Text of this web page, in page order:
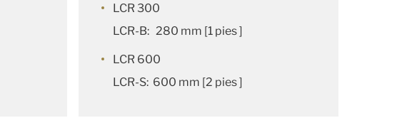
LCR 300
LCR-B: 280 mm [1 pies ]
LCR 600
LCR-S: 600 mm [2 pies ]